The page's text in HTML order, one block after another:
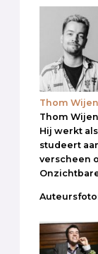
Thom
Thom
Hij werkt
studeert
verscheen